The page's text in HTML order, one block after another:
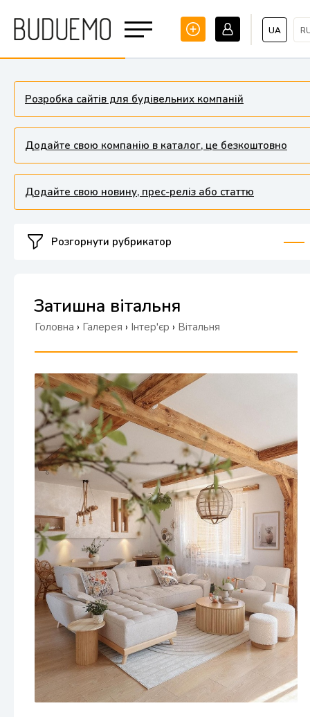
UA
Розробка сайтів для будівельних компаній
Додайте свою компанію в каталог, це безкоштовно
Додайте свою новину, прес-реліз або статтю
Розгорнути рубрикатор
Затишна вітальня
Головна › Галерея › Інтер'єр › Вітальня